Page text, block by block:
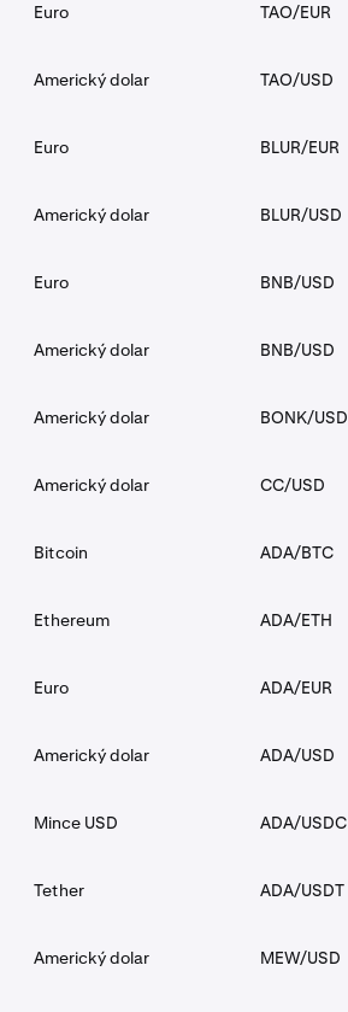
Euro TAO/EUR
Americký dolar TAO/USD
Euro BLUR/EUR
Americký dolar BLUR/USD
Euro BNB/USD
Americký dolar BNB/USD
Americký dolar BONK/USD
Americký dolar CC/USD
Bitcoin ADA/BTC
Ethereum ADA/ETH
Euro ADA/EUR
Americký dolar ADA/USD
Mince USD ADA/USDC
Tether ADA/USDT
Americký dolar MEW/USD